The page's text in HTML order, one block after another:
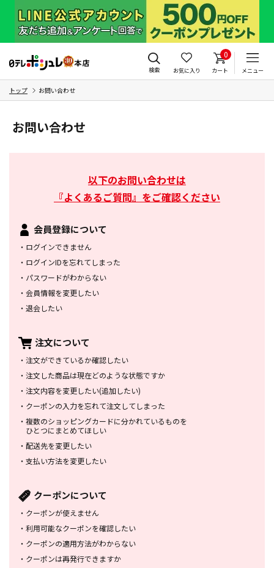
検索 お気に入り
0
カート メニュー
トップ お問い合わせ
お問い合わせ
以下のお問い合わせは
『よくあるご質問』をご確認ください
会員登録について
・ ログインできません
・ ログインIDを忘れてしまった
・ パスワードがわからない
・ 会員情報を変更したい
・ 退会したい
注文について
・ 注文ができているか確認したい
・ 注文した商品は現在どのような状態ですか
・ 注文内容を変更したい(追加したい)
・ クーポンの入力を忘れて注文してしまった
・ 複数のショッピングカードに分かれているものを
ひとつにまとめてほしい
・ 配送先を変更したい
・ 支払い方法を変更したい
クーポンについて
・ クーポンが使えません
・ 利用可能なクーポンを確認したい
・ クーポンの適用方法がわからない
・ クーポンは再発行できますか